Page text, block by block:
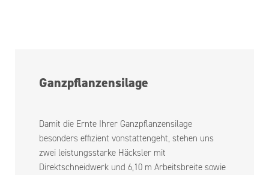
Ganzpflanzensilage
Damit die Ernte Ihrer Ganzpflanzensilage
besonders effizient vonstattengeht, stehen uns
zwei leistungsstarke Häcksler mit
Direktschneidwerk und 6,10 m Arbeitsbreite sowie